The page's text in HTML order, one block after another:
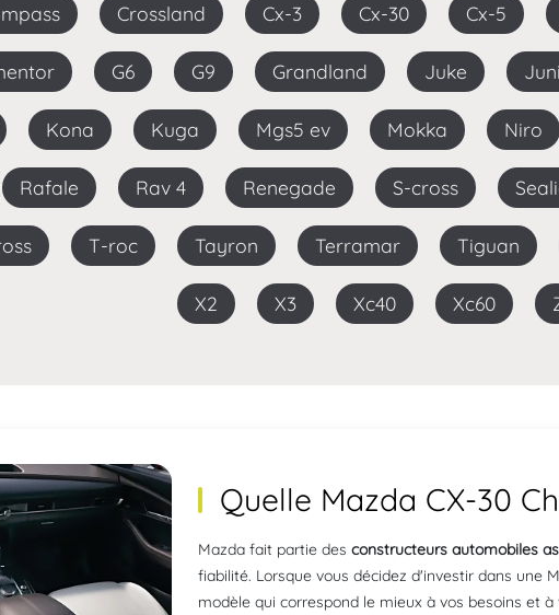
Crossland Cx-3 Cx-30 Cx-5
G6 G9 Grandland Juke
Kona Kuga Mgs5 ev Mokka Niro
Rafale Rav 4 Renegade S-cross
T-roc Tayron Terramar Tiguan
X2 X3 Xc40 Xc60
Quelle Mazda CX-30
Mazda fait partie desconstructeurs automobiles
fiabilité. Lorsque vous décidez d'investir dans une
modèle qui correspond le mieux à vos besoins et